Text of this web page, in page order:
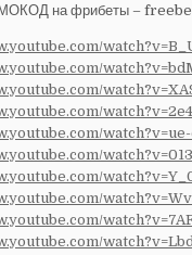
на фрибеты –